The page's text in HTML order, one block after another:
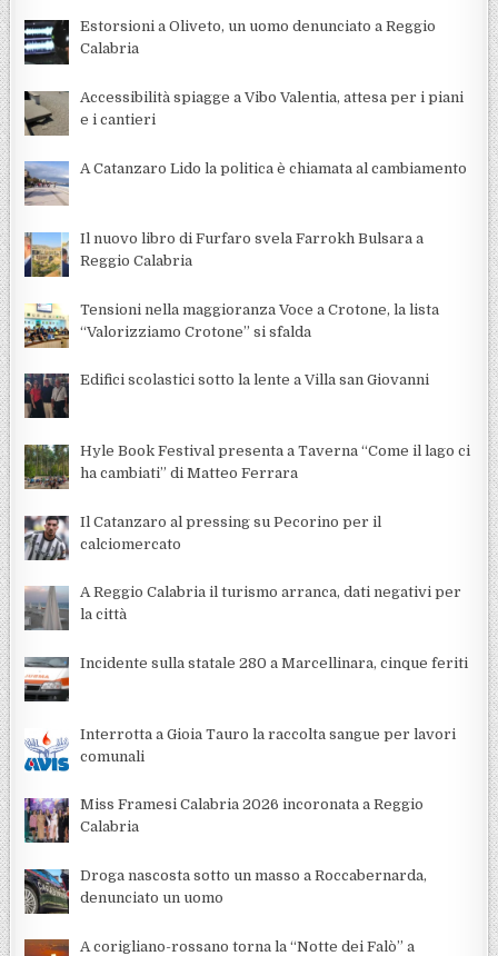
Estorsioni a Oliveto, un uomo denunciato a Reggio
Calabria
Accessibilità spiagge a Vibo Valentia, attesa per i piani
e i cantieri
A Catanzaro Lido la politica è chiamata al cambiamento
Il nuovo libro di Furfaro svela Farrokh Bulsara a
Reggio Calabria
Tensioni nella maggioranza Voce a Crotone, la lista
“Valorizziamo Crotone” si sfalda
Edifici scolastici sotto la lente a Villa san Giovanni
Hyle Book Festival presenta a Taverna “Come il lago ci
ha cambiati” di Matteo Ferrara
Il Catanzaro al pressing su Pecorino per il
calciomercato
A Reggio Calabria il turismo arranca, dati negativi per
la città
Incidente sulla statale 280 a Marcellinara, cinque feriti
Interrotta a Gioia Tauro la raccolta sangue per lavori
comunali
Miss Framesi Calabria 2026 incoronata a Reggio
Calabria
Droga nascosta sotto un masso a Roccabernarda,
denunciato un uomo
A corigliano-rossano torna la “Notte dei Falò” a